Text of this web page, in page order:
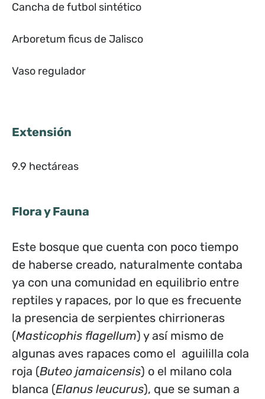
Cancha de futbol sintético
Arboretum ficus de Jalisco
Vaso regulador
Extensión
9.9 hectáreas
Flora y Fauna
Este bosque que cuenta con poco tiempo
de haberse creado, naturalmente contaba
ya con una comunidad en equilibrio entre
reptiles y rapaces, por lo que es frecuente
la presencia de serpientes chirrioneras
(Masticophis flagellum) y así mismo de
algunas aves rapaces como el aguililla cola
roja (Buteo jamaicensis) o el milano cola
blanca (Elanus leucurus), que se suman a